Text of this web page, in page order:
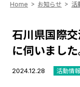
Home お知らせ 活
石川県国際
に伺いまし
2024.12.28 活動情報